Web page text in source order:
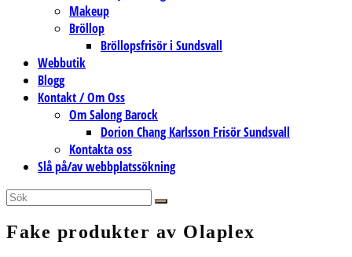
Makeup
Bröllop
Bröllopsfrisör i Sundsvall
Webbutik
Blogg
Kontakt / Om Oss
Om Salong Barock
Dorion Chang Karlsson Frisör Sundsvall
Kontakta oss
Slå på/av webbplatssökning
Fake produkter av Olaplex